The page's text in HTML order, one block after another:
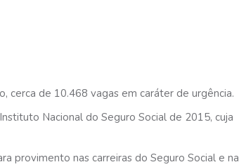
cerca de 10.468 vagas em caráter de urgência.
Nacional do Seguro Social de 2015, cuja
provimento nas carreiras do Seguro Social e na